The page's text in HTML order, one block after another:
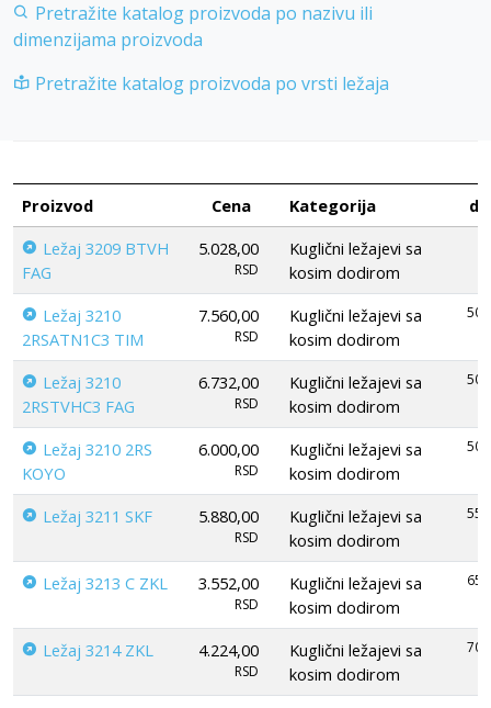
Pretražite katalog proizvoda po nazivu ili
dimenzijama proizvoda
Pretražite katalog proizvoda po vrsti ležaja
Proizvod Cena Kategorija
d
Ležaj 3209 BTVH
FAG
5.028,00
RSD
Kuglični ležajevi sa
kosim dodirom
Ležaj 3210
2RSATN1C3 TIM
7.560,00
RSD
Kuglični ležajevi sa
kosim dodirom
50
Ležaj 3210
2RSTVHC3 FAG
6.732,00
RSD
Kuglični ležajevi sa
kosim dodirom
50
Ležaj 3210 2RS
KOYO
6.000,00
RSD
Kuglični ležajevi sa
kosim dodirom
50
Ležaj 3211 SKF 5.880,00
RSD
Kuglični ležajevi sa
kosim dodirom
55
Ležaj 3213 C ZKL 3.552,00
RSD
Kuglični ležajevi sa
kosim dodirom
65
Ležaj 3214 ZKL 4.224,00
RSD
Kuglični ležajevi sa
kosim dodirom
70